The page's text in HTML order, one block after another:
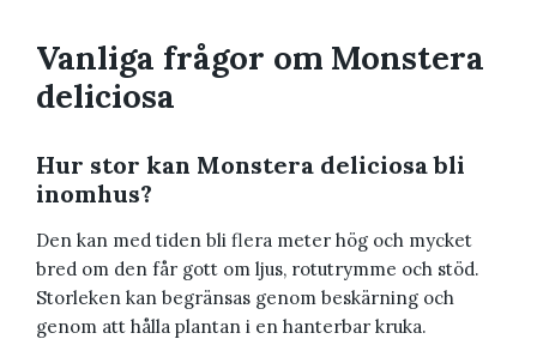
Vanliga frågor om Monstera
deliciosa
Hur stor kan Monstera deliciosa bli
inomhus?
Den kan med tiden bli flera meter hög och mycket
bred om den får gott om ljus, rotutrymme och stöd.
Storleken kan begränsas genom beskärning och
genom att hålla plantan i en hanterbar kruka.